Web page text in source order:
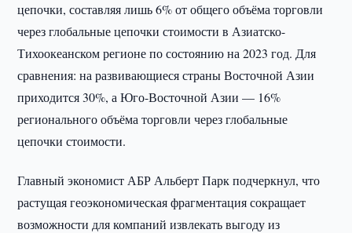
цепочки, составляя лишь 6% от общего объёма торговли
через глобальные цепочки стоимости в Азиатско-
Тихоокеанском регионе по состоянию на 2023 год. Для
сравнения: на развивающиеся страны Восточной Азии
приходится 30%, а Юго-Восточной Азии — 16%
регионального объёма торговли через глобальные
цепочки стоимости.
Главный экономист АБР Альберт Парк подчеркнул, что
растущая геоэкономическая фрагментация сокращает
возможности для компаний извлекать выгоду из